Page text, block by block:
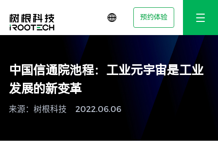
预约体验
中国信通院池程：工业元宇宙是工业
发展的新变革
来源：树根科技 2022.06.06